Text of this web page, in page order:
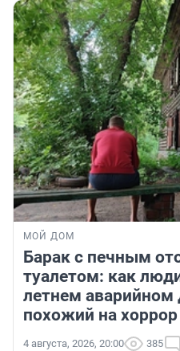
МОЙ ДОМ
Барак с печным
туалетом: как
летнем
похожий на хоррор
4 августа, 2026, 20:00 385